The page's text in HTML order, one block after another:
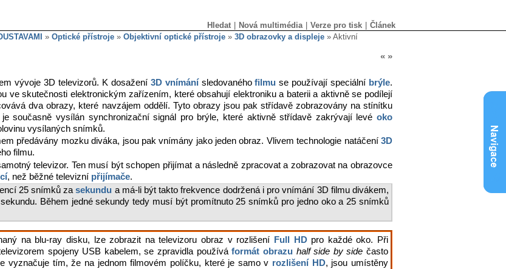
Hledat Nová multimédia Verze pro tisk
Článek
» Optické přístroje » Objektivní optické přístroje » 3D obrazovky a displeje » Aktivní
« »
vývoje 3D televizorů. K dosažení 3D vnímánísledovanéhofilmu se používají speciální brýle.
ve skutečnosti elektronickým zařízením, které obsahují elektroniku a baterii a aktivně se podílejí
dva obrazy, které navzájem oddělí. Tyto obrazy jsou pak střídavě zobrazovány na stínítku
současně vysílán synchronizační signál pro brýle, které aktivně střídavě zakrývají levéoko
vysílaných snímků.
předávány mozku diváka, jsou pak vnímány jako jeden obraz. Vlivem technologie natáčení 3D
filmu.
televizor. Ten musí být schopen přijímat a následně zpracovat a zobrazovat na obrazovce
, než běžné televizní přijímače.
25 snímků zasekundu a má-li být takto frekvence dodržená i pro vnímání 3D filmu divákem,
Během jedné sekundy tedy musí být promítnuto 25 snímků pro jedno oko a 25 snímků
na blu-ray disku, lze zobrazit na televizoru obraz v rozlišení Full HDpro každé oko. Při
spojeny USB kabelem, se zpravidla používáformát obrazu half side by side často
vyznačuje tím, že na jednom filmovém políčku, které je samo v rozlišení HD, jsou umístěny